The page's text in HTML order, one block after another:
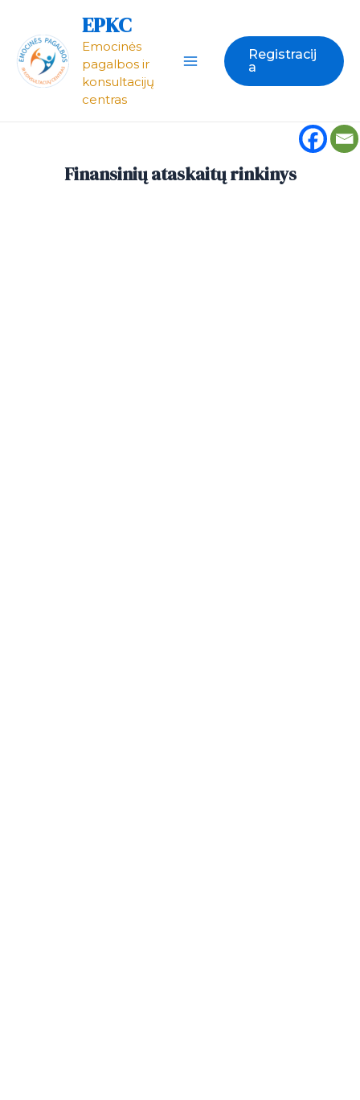
turinio
EPKC
Emocinės
pagalbos ir
konsultacijų
centras
Menu
Registracij
a
Finansinių ataskaitų rinkinys